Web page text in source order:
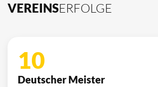
VEREINSERFOLGE
10
Deutscher Meister